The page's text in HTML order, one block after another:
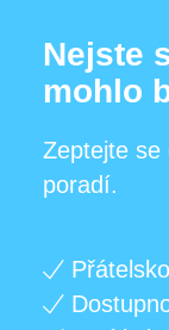
Nejste
mohlo
Zeptejte se
poradí.